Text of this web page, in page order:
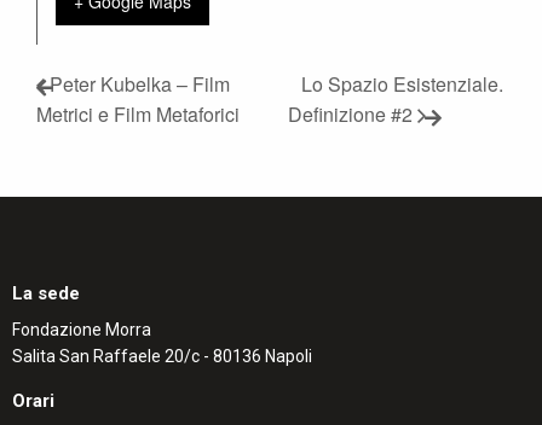
Peter Kubelka – Film
Metrici e Film Metaforici
Lo Spazio Esistenziale.
Definizione #2
La sede
Fondazione Morra
Salita San Raffaele 20/c - 80136 Napoli
Orari